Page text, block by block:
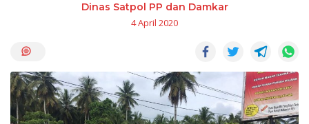
Dinas Satpol PP dan Damkar
4 April 2020